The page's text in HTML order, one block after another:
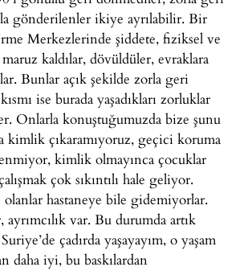
gönderilenler ikiye ayrılabilir. Bir
Merkezlerinde şiddete, fiziksel ve
kaldılar, dövüldüler, evraklara
Bunlar açık şekilde zorla geri
ise burada yaşadıkları zorluklar
Onlarla konuştuğumuzda bize şunu
kimlik çıkaramıyoruz, geçici koruma
kimlik olmayınca çocuklar
çok sıkıntılı hale geliyor.
hastaneye bile gidemiyorlar.
ayrımcılık var. Bu durumda artık
çadırda yaşayayım, o yaşam
daha iyi, bu baskılardan